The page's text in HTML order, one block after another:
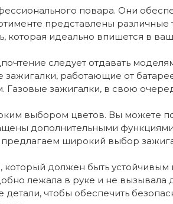
повара. Они
представлены
идеально впишется в
следует отдавать
работающие от
зажигалки, в свою
выбором цветов. Вы можете
дополнительными
широкий выбор
должен быть
лежала в руке и не вызывала
чтобы обеспечить